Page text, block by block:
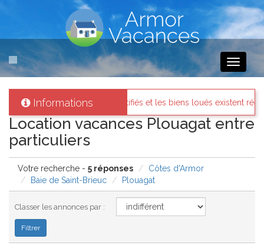
Toggle
Informations
identifiés et les biens loués existent réellement. Messages
Location vacances Plouagat entre
particuliers
Votre recherche - 5 réponses
Côtes d'Armor
Baie de Saint-Brieuc
Plouagat
Classer les annonces par :